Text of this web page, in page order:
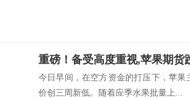
重磅！备受高度重视,苹果期货
今日早间，在空方资金的打压下，苹果
价创三周新低。随着应季水果批量上...